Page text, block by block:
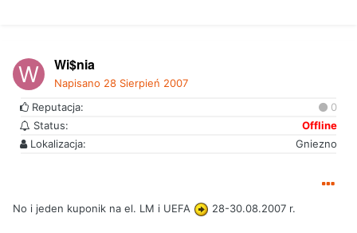
Wi$nia
Napisano 28 Sierpień 2007
Reputacja:
0
Status:
Offline
Lokalizacja:
Gniezno
No i jeden kuponik na el. LM i UEFA 28-30.08.2007 r.